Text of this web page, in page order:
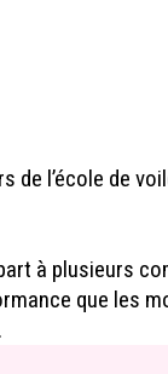
de l’école de
à plusieurs
que les